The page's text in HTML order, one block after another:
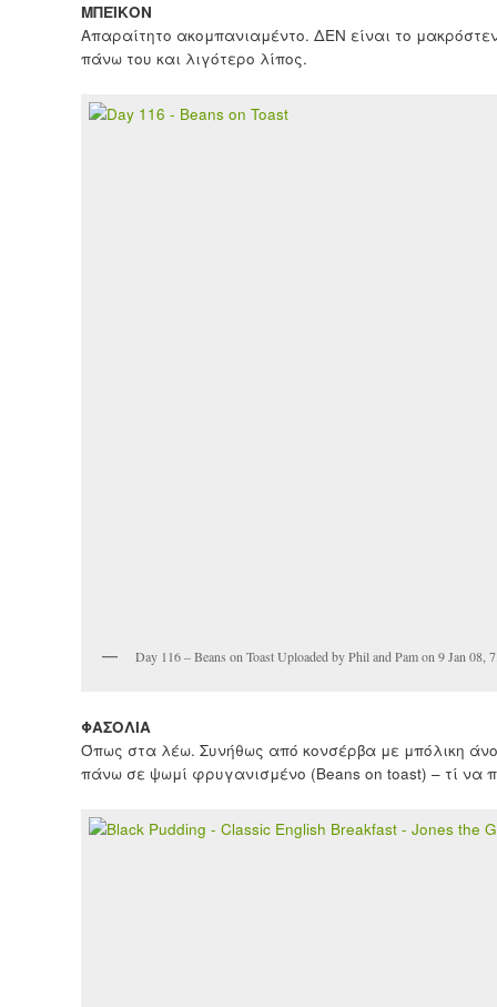
ΜΠΕΪΚΟΝ
Απαραίτητο ακομπανιαμέντο. ΔΕΝ είναι το
πάνω του και λιγότερο λίπος.
Day 116 – Beans on Toast Uploaded by Phil and Pam on 9 Jan 08,
ΦΑΣΟΛΙΑ
Όπως στα λέω. Συνήθως από κονσέρβα με μπόλικη
πάνω σε ψωμί φρυγανισμένο (Beans on toast) – τί να